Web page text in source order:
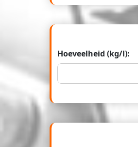
Hoeveelheid (kg/l):